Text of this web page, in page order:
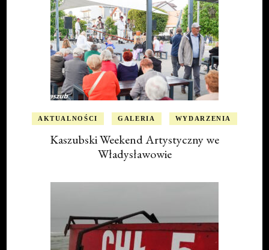
AKTUALNOŚCI GALERIA WYDARZENIA
Kaszubski Weekend Artystyczny we
Władysławowie